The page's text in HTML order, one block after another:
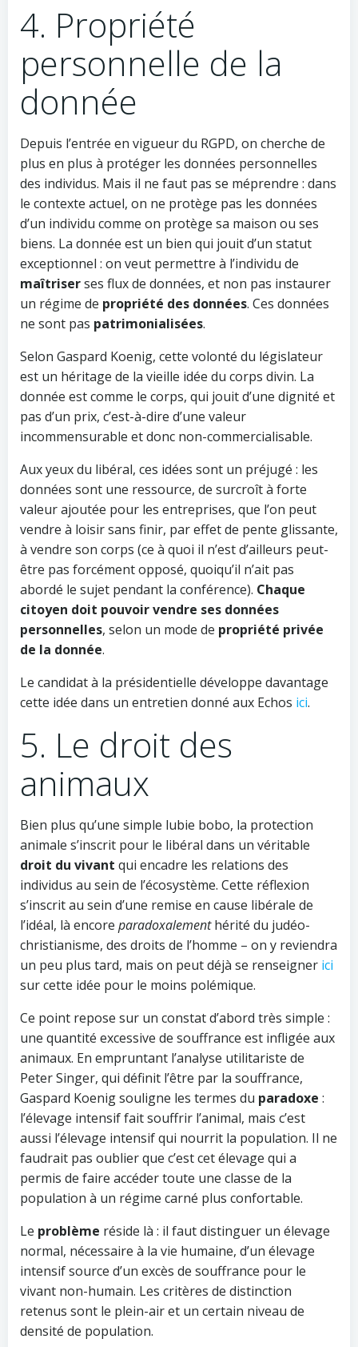
4. Propriété
personnelle de la
donnée
Depuis l’entrée en vigueur du RGPD, on cherche de
plus en plus à protéger les données personnelles
des individus. Mais il ne faut pas se méprendre : dans
le contexte actuel, on ne protège pas les données
d’un individu comme on protège sa maison ou ses
biens. La donnée est un bien qui jouit d’un statut
exceptionnel : on veut permettre à l’individu de
maîtriserses flux de données, et non pas instaurer
un régime de propriété des données. Ces données
ne sont pas patrimonialisées.
Selon Gaspard Koenig, cette volonté du législateur
est un héritage de la vieille idée du corps divin. La
donnée est comme le corps, qui jouit d’une dignité et
pas d’un prix, c’est-à-dire d’une valeur
incommensurable et donc non-commercialisable.
Aux yeux du libéral, ces idées sont un préjugé : les
données sont une ressource, de surcroît à forte
valeur ajoutée pour les entreprises, que l’on peut
vendre à loisir sans finir, par effet de pente glissante,
à vendre son corps (ce à quoi il n’est d’ailleurs peut-
être pas forcément opposé, quoiqu’il n’ait pas
abordé le sujet pendant la conférence). Chaque
citoyen doit pouvoir vendre ses données
personnelles, selon un mode de propriété privée
de la donnée.
Le candidat à la présidentielle développe davantage
cette idée dans un entretien donné aux Echos ici.
5. Le droit des
animaux
Bien plus qu’une simple lubie bobo, la protection
animale s’inscrit pour le libéral dans un véritable
droit du vivant qui encadre les relations des
individus au sein de l’écosystème. Cette réflexion
s’inscrit au sein d’une remise en cause libérale de
l’idéal, là encore paradoxalementhérité du judéo-
christianisme, des droits de l’homme – on y reviendra
un peu plus tard, mais on peut déjà se renseigner ici
sur cette idée pour le moins polémique.
Ce point repose sur un constat d’abord très simple :
une quantité excessive de souffrance est infligée aux
animaux. En empruntant l’analyse utilitariste de
Peter Singer, qui définit l’être par la souffrance,
Gaspard Koenig souligne les termes du paradoxe :
l’élevage intensif fait souffrir l’animal, mais c’est
aussi l’élevage intensif qui nourrit la population. Il ne
faudrait pas oublier que c’est cet élevage qui a
permis de faire accéder toute une classe de la
population à un régime carné plus confortable.
Le problème réside là : il faut distinguer un élevage
normal, nécessaire à la vie humaine, d’un élevage
intensif source d’un excès de souffrance pour le
vivant non-humain. Les critères de distinction
retenus sont le plein-air et un certain niveau de
densité de population.